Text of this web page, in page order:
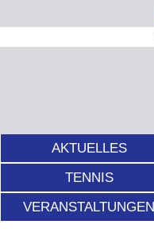
AKTUELLES
TENNIS
VERANSTALTUNGEN